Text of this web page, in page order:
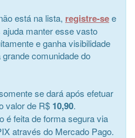
está na lista, registre-see
manter esse vasto
e ganha visibilidade
comunidade do
se dará após efetuar
valor de R$ 10,90.
é feita de forma segura via
através do Mercado Pago.